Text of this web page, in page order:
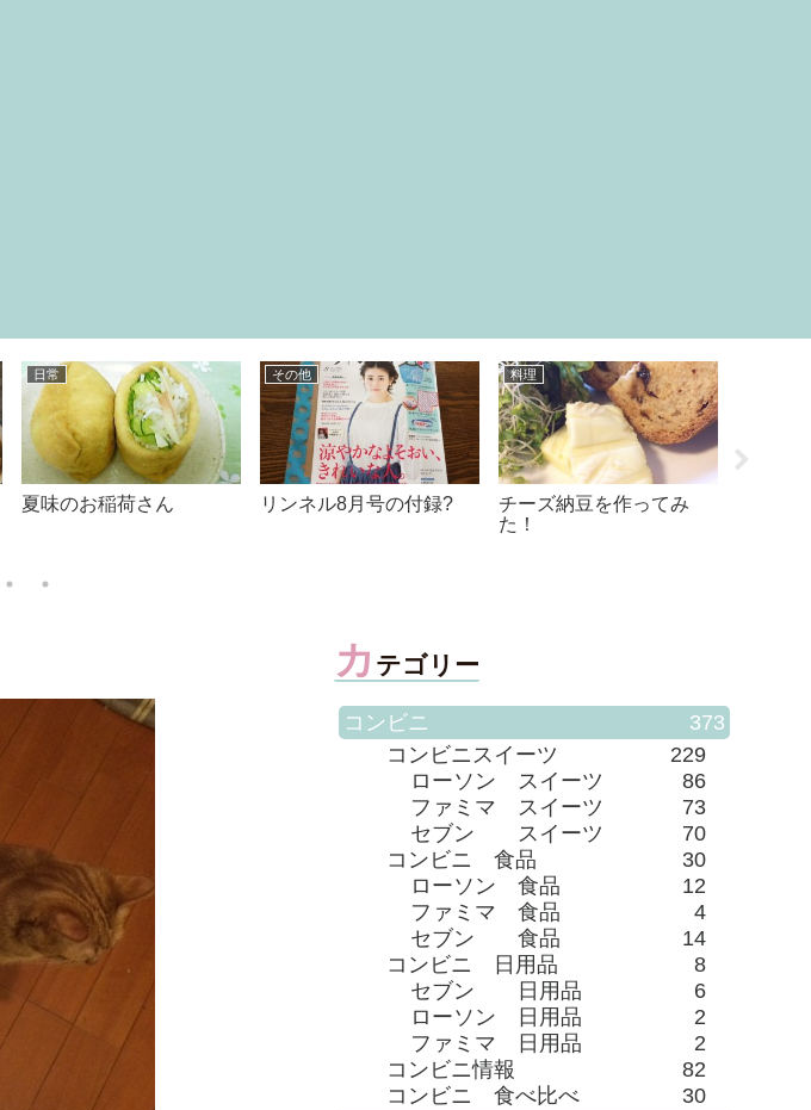
日常
紅玉リンゴを使った簡単
日常
女性には夢を♪男性には
日常
人参の葉っぱレシピ?
カ テゴリー
コンビニ
373
コンビニスイーツ
229
ローソン スイーツ
86
ファミマ スイーツ
73
セブン スイーツ
70
コンビニ 食品
30
ローソン 食品
12
ファミマ 食品
4
セブン 食品
14
コンビニ 日用品
8
セブン 日用品
6
ローソン 日用品
2
ファミマ 日用品
2
コンビニ情報
82
コンビニ 食べ比べ
30